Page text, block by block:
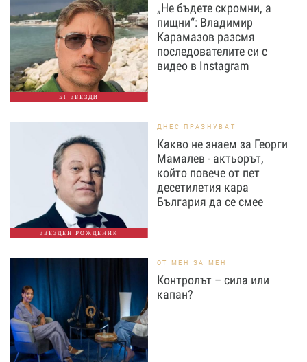
БГ ЗВЕЗДИ
„Не бъдете скромни, а
пищни“: Владимир
Карамазов разсмя
последователите си с
видео в Instagram
ЗВЕЗДЕН РОЖДЕНИК
ДНЕС ПРАЗНУВАТ
Какво не знаем за Георги
Мамалев - актьорът,
който повече от пет
десетилетия кара
България да се смее
ОТ МЕН ЗА МЕН
Контролът – сила или
капан?